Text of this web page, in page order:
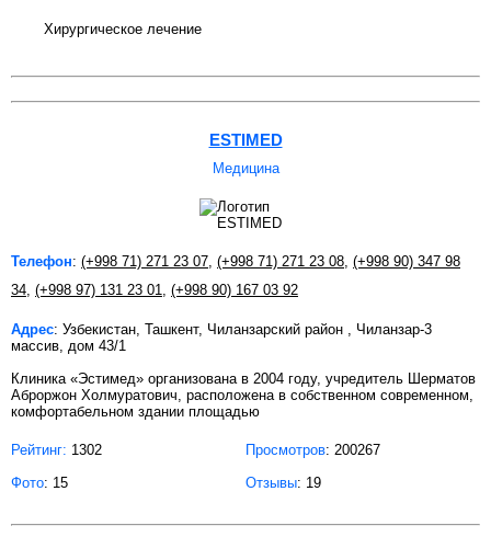
Хирургическое лечение
ESTIMED
Медицина
Телефон: (+998 71) 271 23 07, (+998 71) 271 23 08, (+998 90) 347 98
34, (+998 97) 131 23 01, (+998 90) 167 03 92
Адрес: Узбекистан, Ташкент, Чиланзарский район , Чиланзар-3
массив, дом 43/1
Клиника «Эстимед» организована в 2004 году, учредитель Шерматов
Аброржон Холмуратович, расположена в собственном современном,
комфортабельном здании площадью
Рейтинг: 1302 Просмотров: 200267
Фото: 15 Отзывы: 19